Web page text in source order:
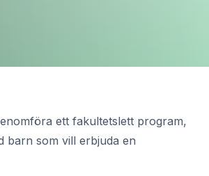
ett fakultetslett program,
barn som vill erbjuda en